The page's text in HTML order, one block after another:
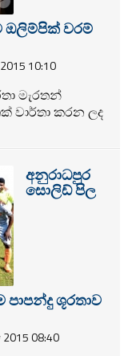
ඔලිම්පික්‌ වරම්
10:10
මැරතන්
වාර්තා කරන ලද
ස්‌ථානය
නිලූකා ගීතානි
හිමිවූයේ 6 වැනි
අනුරාධපුර
සොලිඩ් පිල
ශූරතාව
2015 08:40